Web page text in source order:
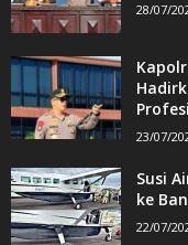
28/07/
23/07/
Susi
ke
22/07/